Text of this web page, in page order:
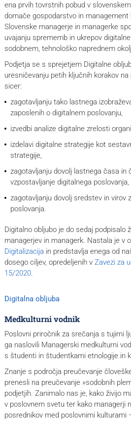
ena prvih tovrstnih pobud v
domače gospodarstvo in management
Slovenske managerje in managerke
uvajanju sprememb in ukrepov
sodobnem, tehnološko naprednem
Podjetja se s sprejetjem Digitalne
uresničevanju petih ključnih korakov
sicer:
zagotavljanju tako lastnega
zaposlenih o digitalnem poslovanju,
izvedbi analize digitalne zrelosti
izdelavi digitalne strategije kot
strategije,
zagotavljanju dovolj lastnega časa in
vzpostavljanje digitalnega poslovanja,
zagotavljanju dovolj sredstev in virov
poslovanja.
Digitalno obljubo je do sedaj podpisalo
managerjev in managerk. Nastala je v
Digitalizacija in predstavlja enega od
dosego ciljev, opredeljenih v Zavezi za
15/2020.
Digitalna obljuba
Medkulturni vodnik
Poslovni priročnik za srečanja s tujimi
ga naslovili Managerski medkulturni
s študenti in študentkami etnologije in
Znanje s področja preučevanje
prenesli na preučevanje »sodobnih
podjetjih. Zanimalo nas je, kako živijo
v poslovnem svetu ter kako managerji
posrednikov med poslovnimi kulturami